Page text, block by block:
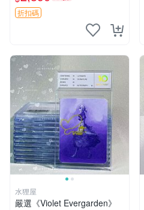
安典藏卡 限量收藏
折扣碼
水狸屋
嚴選《Violet Evergarden》